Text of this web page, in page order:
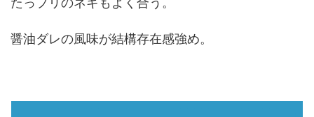
醤油ダレの風味が結構存在感強め。